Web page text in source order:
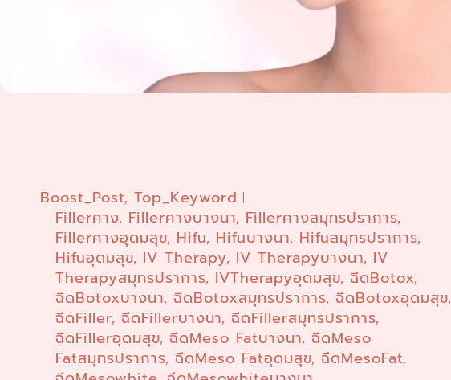
Boost_Post,Top_Keyword
Fillerคาง, Fillerคางบางนา, Fillerคางสมุทรปราการ,
Fillerคางอุดมสุข, Hifu, Hifuบางนา, Hifuสมุทรปราการ,
Hifuอุดมสุข, IV Therapy, IV Therapyบางนา, IV
Therapyสมุทรปราการ, IVTherapyอุดมสุข,ฉีดBotox,
ฉีดBotoxบางนา,ฉีดBotoxสมุทรปราการ,ฉีดBotoxอุดมสุข,
ฉีดFiller,ฉีดFillerบางนา,ฉีดFillerสมุทรปราการ,
ฉีดFillerอุดมสุข,ฉีดMeso Fatบางนา,ฉีดMeso
Fatสมุทรปราการ,ฉีดMeso Fatอุดมสุข,ฉีดMesoFat,